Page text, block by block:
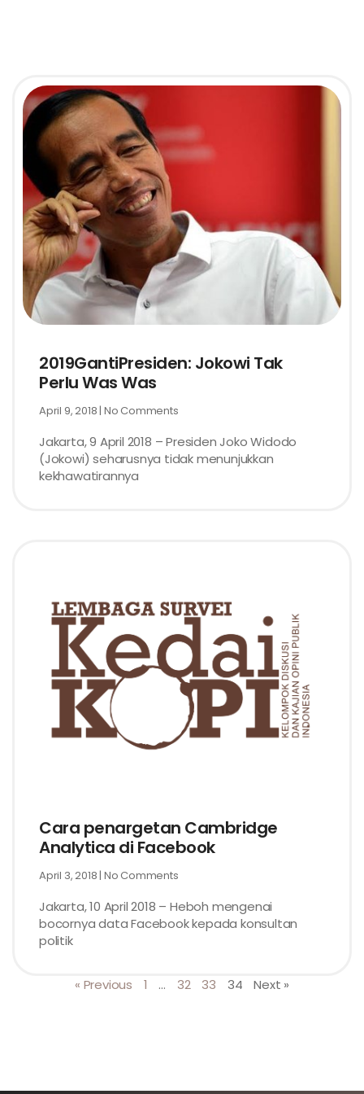
2019GantiPresiden: Jokowi Tak
Perlu Was Was
April 9, 2018 No Comments
Jakarta, 9 April 2018 – Presiden Joko Widodo
(Jokowi) seharusnya tidak menunjukkan
kekhawatirannya
Cara penargetan Cambridge
Analytica di Facebook
April 3, 2018 No Comments
Jakarta, 10 April 2018 – Heboh mengenai
bocornya data Facebook kepada konsultan
politik
« Previous 1 … 32 33 34 Next »